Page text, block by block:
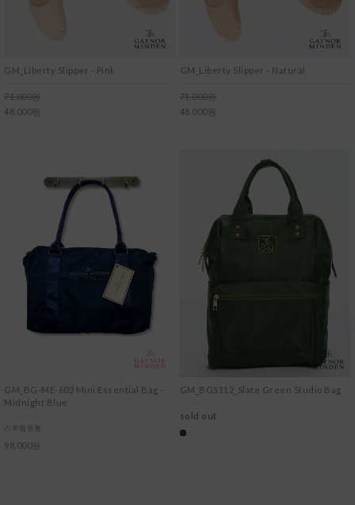
GM_Liberty Slipper - Pink
71,000원
48,000원
GM_Liberty Slipper - Natural
71,000원
48,000원
GM_BG-ME-603 Mini Essential Bag -
Midnight Blue
스트랩동봉
98,000원
GM_BGS112_Slate Green Studio Bag
sold out